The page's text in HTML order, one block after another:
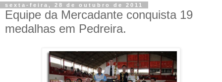
sexta-feira, 28 de outubro de 2011
Equipe da Mercadante conquista 19
medalhas em Pedreira.